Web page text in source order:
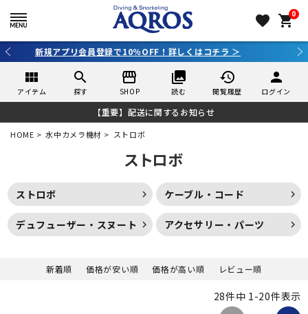
favorite 0
shopping_cart
3,980円（税込）以上のご購入で送料無料！
view_module
アイテム
search
探す
storefront
SHOP
collections
読む
history
閲覧履歴
person
ログイン
【重要】配送に関するお知らせ
HOME 水中カメラ機材 ストロボ
ストロボ
ストロボ ケーブル・コード
デュフューザー・スヌート アクセサリー・パーツ
新着順 価格が安い順 価格が高い順 レビュー順
28件中 1-20件表示